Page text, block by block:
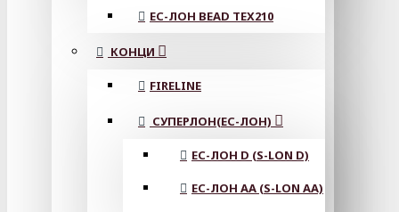
ЕС-ЛОН BEAD TEX210
КОНЦИ
FIRELINE
СУПЕРЛОН(ЕС-ЛОН)
ЕС-ЛОН D (S-LON D)
ЕС-ЛОН АА (S-LON AA)